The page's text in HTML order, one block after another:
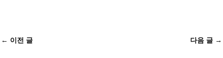
← 이전 글 다음 글 →